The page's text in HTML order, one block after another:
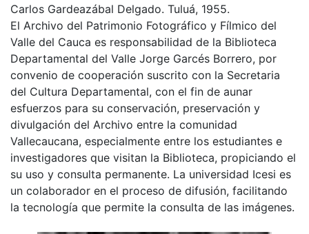
Carlos Gardeazábal Delgado. Tuluá, 1955.
El Archivo del Patrimonio Fotográfico y Fílmico del
Valle del Cauca es responsabilidad de la Biblioteca
Departamental del Valle Jorge Garcés Borrero, por
convenio de cooperación suscrito con la Secretaria
del Cultura Departamental, con el fin de aunar
esfuerzos para su conservación, preservación y
divulgación del Archivo entre la comunidad
Vallecaucana, especialmente entre los estudiantes e
investigadores que visitan la Biblioteca, propiciando el
su uso y consulta permanente. La universidad Icesi es
un colaborador en el proceso de difusión, facilitando
la tecnología que permite la consulta de las imágenes.